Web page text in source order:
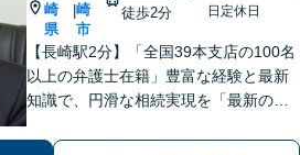
崎
県
|崎
市
徒歩2分
日定休日
【長崎駅2分】「全国39本支店の100名
以上の弁護士在籍」豊富な経験と最新
知識で、円滑な相続実現を「最新の法
交渉して賠償金アップに努めます。後